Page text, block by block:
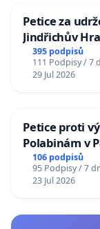
Petice za
Jindřichův
395 podpisů
111 Podpisy / 7
29 Jul 2026
Petice proti
Polabinám v
106 podpisů
95 Podpisy / 7
23 Jul 2026